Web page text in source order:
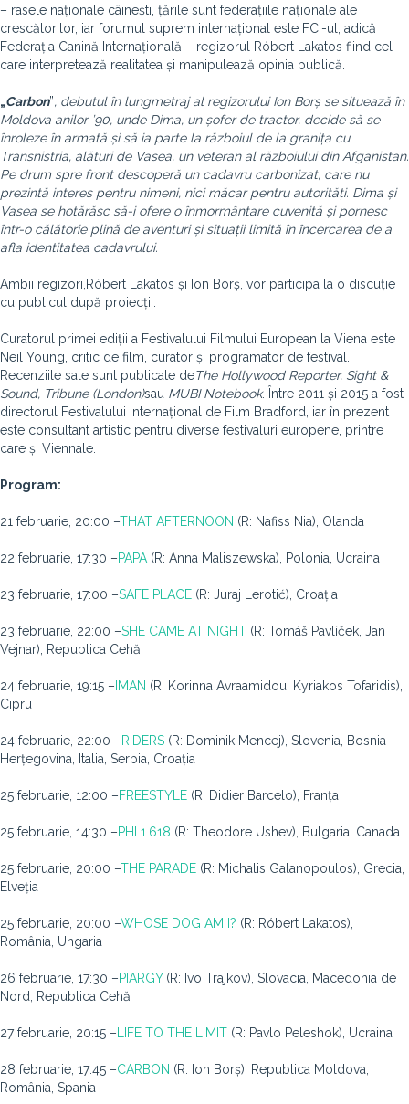
– rasele naționale câinești, țările sunt federațiile naționale ale
crescătorilor, iar forumul suprem internațional este FCI-ul, adică
Federația Canină Internațională – regizorul Róbert Lakatos fiind cel
care interpretează realitatea și manipulează opinia publică.
„Carbon”, debutul în lungmetraj al regizorului Ion Borș se situează în
Moldova anilor ’90, unde Dima, un șofer de tractor, decide să se
înroleze în armată și să ia parte la războiul de la granița cu
Transnistria, alături de Vasea, un veteran al războiului din Afganistan.
Pe drum spre front descoperă un cadavru carbonizat, care nu
prezintă interes pentru nimeni, nici măcar pentru autorități. Dima și
Vasea se hotărăsc să-i ofere o înmormântare cuvenită și pornesc
într-o călătorie plină de aventuri și situații limită în încercarea de a
afla identitatea cadavrului.
Ambii regizori, Róbert Lakatos și Ion Borș, vor participa la o discuție
cu publicul după proiecții.
Curatorul primei ediții a Festivalului Filmului European la Viena este
Neil Young, critic de film, curator și programator de festival.
Recenziile sale sunt publicate deThe Hollywood Reporter, Sight &
Sound, Tribune (London)sau MUBI Notebook. Între 2011 și 2015 a fost
directorul Festivalului Internațional de Film Bradford, iar în prezent
este consultant artistic pentru diverse festivaluri europene, printre
care și Viennale.
Program:
21 februarie, 20:00 –THAT AFTERNOON (R: Nafiss Nia), Olanda
22 februarie, 17:30 –PAPA (R: Anna Maliszewska), Polonia, Ucraina
23 februarie, 17:00 –SAFE PLACE (R: Juraj Lerotić), Croația
23 februarie, 22:00 –SHE CAME AT NIGHT (R: Tomáš Pavlíček, Jan
Vejnar), Republica Cehă
24 februarie, 19:15 – IMAN (R: Korinna Avraamidou, Kyriakos Tofaridis),
Cipru
24 februarie, 22:00 –RIDERS (R: Dominik Mencej), Slovenia, Bosnia-
Herțegovina, Italia, Serbia, Croația
25 februarie, 12:00 –FREESTYLE (R: Didier Barcelo), Franța
25 februarie, 14:30 –PHI 1.618 (R: Theodore Ushev), Bulgaria, Canada
25 februarie, 20:00 –THE PARADE (R: Michalis Galanopoulos), Grecia,
Elveția
25 februarie, 20:00 –WHOSE DOG AM I? (R: Róbert Lakatos),
România, Ungaria
26 februarie, 17:30 –PIARGY(R: Ivo Trajkov), Slovacia, Macedonia de
Nord, Republica Cehă
27 februarie, 20:15 – LIFE TO THE LIMIT (R: Pavlo Peleshok), Ucraina
28 februarie, 17:45 –CARBON (R: Ion Borș), Republica Moldova,
România, Spania